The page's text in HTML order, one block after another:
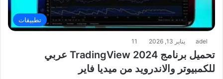
تطبيقات
adel يناير 13, 2026 11
تحميل برنامج 2024 TradingView عربي
للكمبيوتر والاندرويد من ميديا فاير